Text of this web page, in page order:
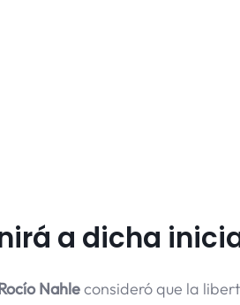
a dicha
Nahleconsideró que la